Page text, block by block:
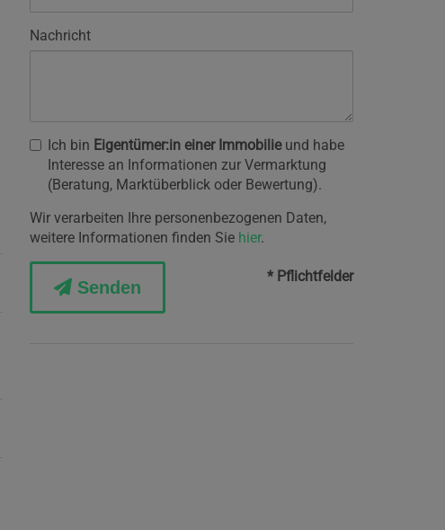
Nachricht
Ich bin Eigentümer:in einer Immobilieund habe
Interesse an Informationen zur Vermarktung
(Beratung, Marktüberblick oder Bewertung).
Wir verarbeiten Ihre personenbezogenen Daten,
weitere Informationen finden Sie hier.
Senden
* Pflichtfelder